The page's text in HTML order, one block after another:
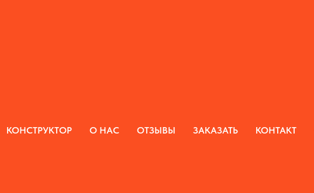
КОНСТРУКТОР О НАС ОТЗЫВЫ ЗАКАЗАТЬ КОНТАКТ